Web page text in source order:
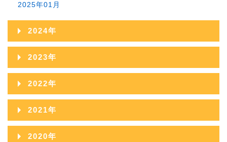
2025年01月
2024年
2024年12月
2024年11月
2024年10月
2024年09月
2024年08月
2023年
2023年12月
2023年11月
2023年10月
2022年
2022年12月
2022年11月
2021年
2021年12月
2020年